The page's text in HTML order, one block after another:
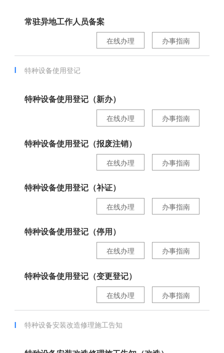
常驻异地工作人员备案
办事指南
在线办理
特种设备使用登记
特种设备使用登记（新办）
办事指南
在线办理
特种设备使用登记（报废注销）
办事指南
在线办理
特种设备使用登记（补证）
办事指南
在线办理
特种设备使用登记（停用）
办事指南
在线办理
特种设备使用登记（变更登记）
办事指南
在线办理
特种设备安装改造修理施工告知